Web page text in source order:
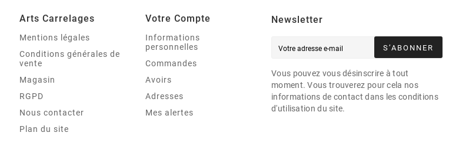
Arts Carrelages
Mentions légales
Conditions générales de
vente
Magasin
RGPD
Nous contacter
Plan du site
Votre Compte
Informations
personnelles
Commandes
Avoirs
Adresses
Mes alertes
Newsletter
S’ABONNER
Vous pouvez vous désinscrire à tout
moment. Vous trouverez pour cela nos
informations de contact dans les conditions
d'utilisation du site.